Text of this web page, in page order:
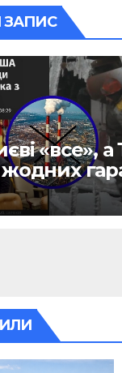
ЗАПИС
«все»,
ЗСУ з